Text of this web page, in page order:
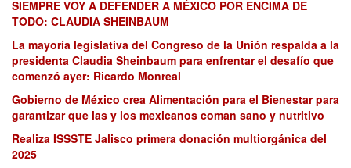
SIEMPRE VOY A DEFENDER A MÉXICO POR ENCIMA DE
TODO: CLAUDIA SHEINBAUM
La mayoría legislativa del Congreso de la Unión respalda a la
presidenta Claudia Sheinbaum para enfrentar el desafío que
comenzó ayer: Ricardo Monreal
Gobierno de México crea Alimentación para el Bienestar para
garantizar que las y los mexicanos coman sano y nutritivo
Realiza ISSSTE Jalisco primera donación multiorgánica del
2025